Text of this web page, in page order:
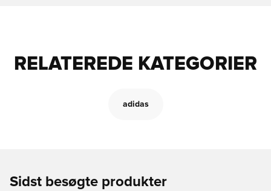
RELATEREDE KATEGORIER
adidas
Sidst besøgte produkter